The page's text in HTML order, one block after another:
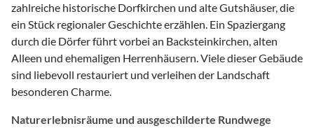
zahlreiche historische Dorfkirchen und alte Gutshäuser, die
ein Stück regionaler Geschichte erzählen. Ein Spaziergang
durch die Dörfer führt vorbei an Backsteinkirchen, alten
Alleen und ehemaligen Herrenhäusern. Viele dieser Gebäude
sind liebevoll restauriert und verleihen der Landschaft
besonderen Charme.
Naturerlebnisräume und ausgeschilderte Rundwege